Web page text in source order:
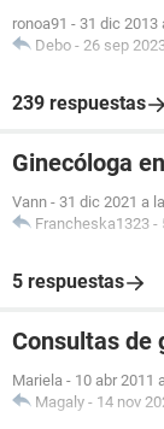
ronoa91 - 31 dic 2013
Debo - 26 sep
239 respuestas
Ginecóloga
Vann - 31 dic 2021 a
Francheska1323 -
5 respuestas
Consultas de
Mariela - 10 abr 2011
Magaly - 14 nov